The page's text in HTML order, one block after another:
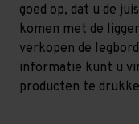
goed op, dat u de
komen met de
verkopen de
informatie kunt u
producten te